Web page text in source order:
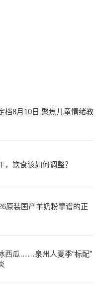
档8月10日 聚焦儿童情绪教
，饮食该如何调整？
原装国产羊奶粉靠谱的正
西瓜……泉州人夏季“标配”